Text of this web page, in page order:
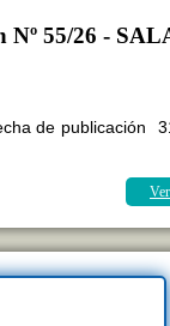
Nº 55/26 -
de publicación